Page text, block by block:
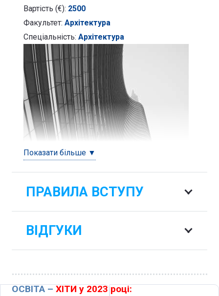
Вартість (€): 2500
Факультет: Архітектура
Спеціальність: Архітектура
Вроцлавський Політехнічний Університет
пропонує отримати диплом за спеціальністю:
Показати більше ▼
ПРАВИЛА ВСТУПУ
ВІДГУКИ
ОСВІТА – ХІТИ у 2023 році: